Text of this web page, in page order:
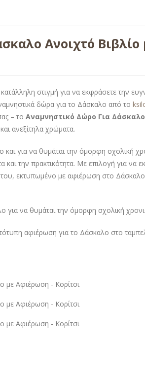
Ανοιχτό
κατάλληλη στιγμή για να εκφράσετε την
δώρα για το Δάσκαλο από το
– το Αναμνηστικό Δώρο Για
ανεξίτηλα χρώματα.
για να θυμάται την όμορφη σχολική
την πρακτικότητα. Με επιλογή για να
εκτυπωμένο με αφιέρωση στο
να θυμάται την όμορφη σχολική
αφιέρωση για το Δάσκαλο στο